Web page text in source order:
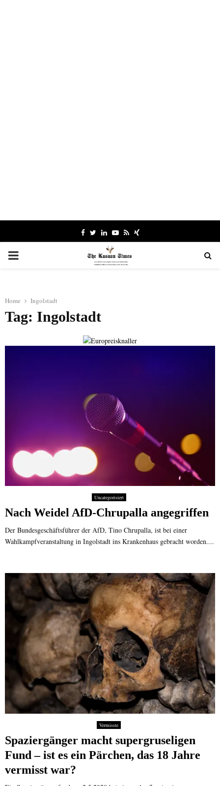
Facebook
TwitterLinkedinYoutube
RssXing
PRIMARY
Home Ingolstadt
Tag: Ingolstadt
Uncategorisiert
Nach Weidel AfD-Chrupalla angegriffen
Der Bundesgeschäftsführer der AfD, Tino Chrupalla, ist bei einer
Wahlkampfveranstaltung in Ingolstadt ins Krankenhaus gebracht worden....
Vermisste
Spaziergänger macht supergruseligen
Fund – ist es ein Pärchen, das 18 Jahre
vermisst war?